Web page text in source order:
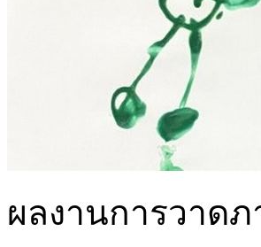
ผลงานการวาด